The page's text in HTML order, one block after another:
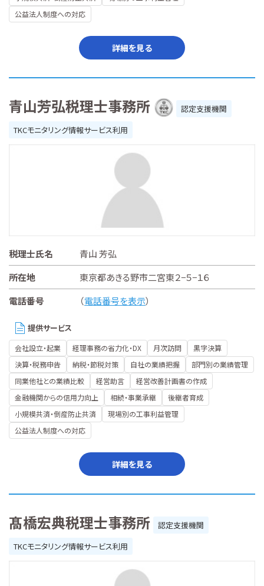
公益法人制度への対応
詳細を見る
青山芳弘税理士事務所
認定支援機関
TKCモニタリング情報サービス利用
税理士氏名
青山 芳弘
所在地
東京都あきる野市二宮東２−５−１６
電話番号
（電話番号を表示）
提供サービス
会社設立・起業 経理事務の省力化・DX 月次訪問
黒字決算
決算・税務申告
納税・節税対策 自社の業績把握
部門別の業績管理
同業他社との業績比較
経営助言
経営改善計画書の作成
金融機関からの信用力向上
相続・事業承継
後継者育成
小規模共済・倒産防止共済
現場別の工事利益管理
公益法人制度への対応
詳細を見る
髙橋宏典税理士事務所
認定支援機関
TKCモニタリング情報サービス利用